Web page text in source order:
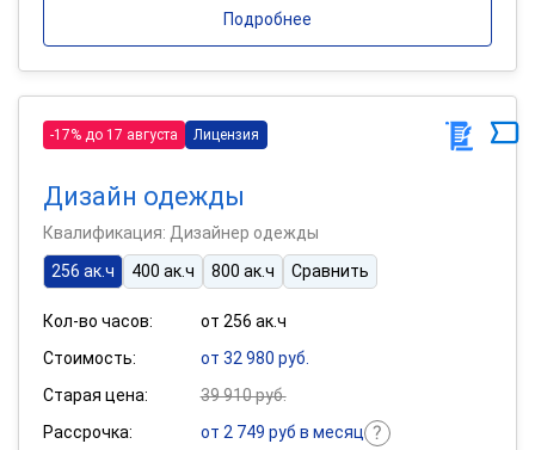
Подробнее
-17% до 17 августа Лицензия
Дизайн одежды
Квалификация: Дизайнер одежды
256 ак.ч
400 ак.ч 800 ак.ч Сравнить
Кол-во часов:
от 256 ак.ч
Стоимость:
от 32 980 руб.
Старая цена:
39 910 руб.
Рассрочка:
от 2 749 руб в месяц